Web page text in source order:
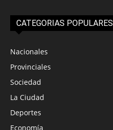
CATEGORIAS POPULARES
Nacionales
Provinciales
Sociedad
La Ciudad
Deportes
Economía